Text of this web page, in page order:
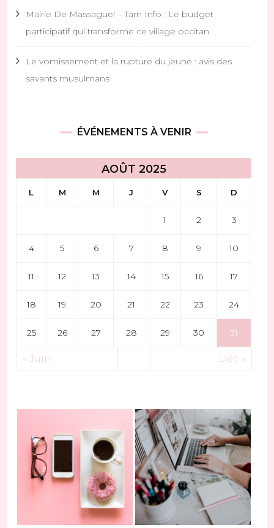
Mairie De Massaguel – Tarn Info : Le budget
participatif qui transforme ce village occitan
Le vomissement et la rupture du jeune : avis des
savants musulmans
ÉVÉNEMENTS À VENIR
AOÛT 2025
L M M J V S D
1 2 3
4 5 6 7 8 9 10
11 12 13 14 15 16 17
18 19 20 21 22 23 24
25 26 27 28 29 30 31
« Juin Déc »